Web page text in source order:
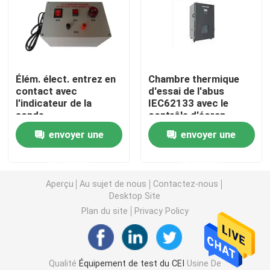
Équipement de test d'inflammabilité
équipement d'essai léger mené
Sonde de doigt d'essai
chambres d'essai concernant l'environnement
Équipement d'essai de batterie d'EV
Indicateurs d'essai
Élém. élect. entrez en
contact avec
l'indicateur de la
sonde
envoyer une
Chambre thermique
d'essai de l'abus
IEC62133 avec le
contrôle d'écran
tactile de PLC
envoyer une
Aperçu Au sujet de nous
Contactez-nous
Desktop Site
Plan du site
Privacy Policy
Qualité Équipement de test du CEI Usine De